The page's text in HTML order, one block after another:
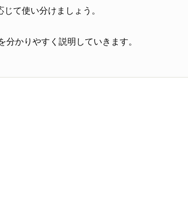
て使い分けましょう。
分かりやすく説明していきます。